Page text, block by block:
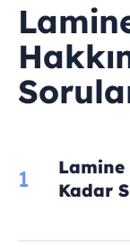
1
Kadar